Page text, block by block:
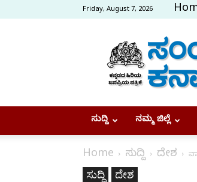
Friday, August 7, 2026
ಸುದ್ದಿ ನಮ್ಮ ಜಿಲ್ಲೆ
Home ಸುದ್ದಿ ದೇಶ
ಸುದ್ದಿ ದೇಶ